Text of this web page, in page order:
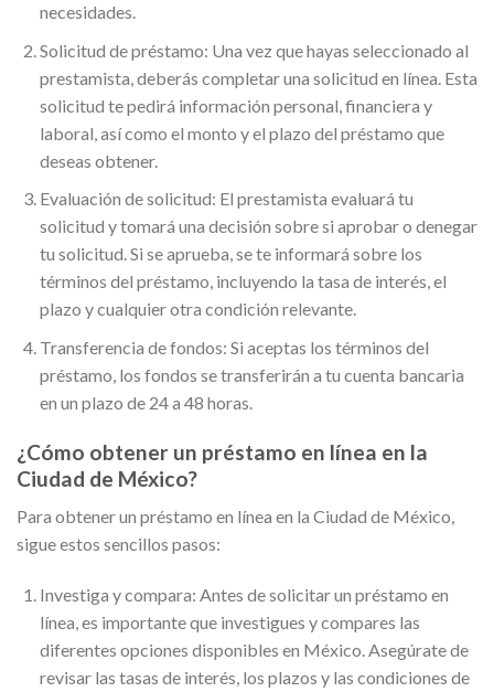
necesidades.
Solicitud de préstamo: Una vez que hayas seleccionado al
prestamista, deberás completar una solicitud en línea. Esta
solicitud te pedirá información personal, financiera y
laboral, así como el monto y el plazo del préstamo que
deseas obtener.
Evaluación de solicitud: El prestamista evaluará tu
solicitud y tomará una decisión sobre si aprobar o denegar
tu solicitud. Si se aprueba, se te informará sobre los
términos del préstamo, incluyendo la tasa de interés, el
plazo y cualquier otra condición relevante.
Transferencia de fondos: Si aceptas los términos del
préstamo, los fondos se transferirán a tu cuenta bancaria
en un plazo de 24 a 48 horas.
¿Cómo obtener un préstamo en línea en la
Ciudad de México?
Para obtener un préstamo en línea en la Ciudad de México,
sigue estos sencillos pasos:
Investiga y compara: Antes de solicitar un préstamo en
línea, es importante que investigues y compares las
diferentes opciones disponibles en México. Asegúrate de
revisar las tasas de interés, los plazos y las condiciones de